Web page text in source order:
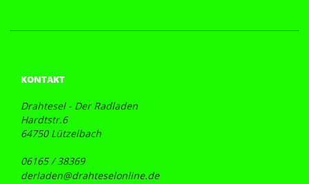
KONTAKT
Drahtesel - Der Radladen
Hardtstr.6
64750 Lützelbach
06165 / 38369
derladen@drahteselonline.de